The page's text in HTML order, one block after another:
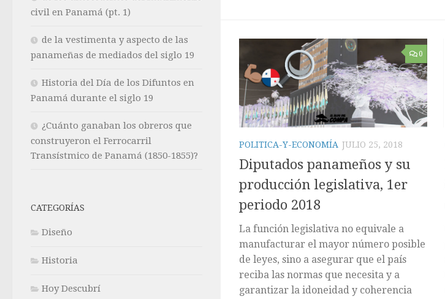
0
POLITICA-Y-ECONOMÍA JULIO 25, 2018
Diputados panameños y su
producción legislativa, 1er
periodo 2018
La función legislativa no equivale a
manufacturar el mayor número posible
de leyes, sino a asegurar que el país
reciba las normas que necesita y a
garantizar la idoneidad y coherencia
civil en Panamá (pt. 1)
de la vestimenta y aspecto de las
panameñas de mediados del siglo 19
Historia del Día de los Difuntos en
Panamá durante el siglo 19
¿Cuánto ganaban los obreros que
construyeron el Ferrocarril
Transístmico de Panamá (1850-1855)?
CATEGORÍAS
Diseño
Historia
Hoy Descubrí